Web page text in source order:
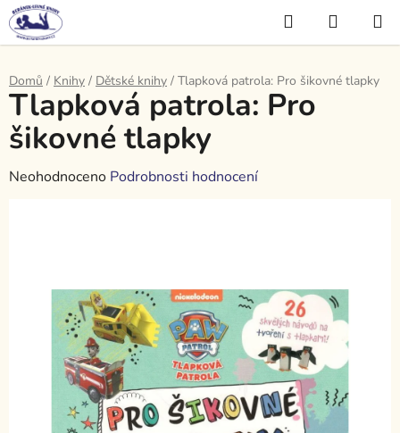
Přejít
na
obsah
Hledat
KOŠÍK
Domů / Knihy / Dětské knihy / Tlapková patrola: Pro šikovné tlapky
Tlapková patrola: Pro
šikovné tlapky
Průměrné
hvězdiček.
Neohodnoceno Podrobnosti hodnocení